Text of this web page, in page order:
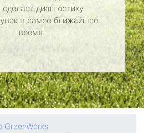
диагностику
в самое ближайшее
время.